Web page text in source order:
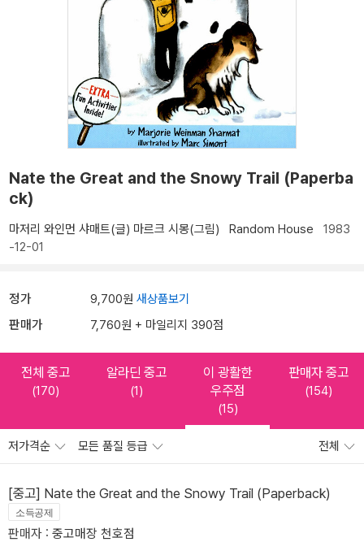
Nate the Great and the Snowy Trail (Paperba
ck)
마저리 와인먼 샤매트(글) 마르크 시몽(그림) Random House 1983
-12-01
정가 9,700원 새상품보기
판매가 7,760원 + 마일리지 390점
전체 중고
(170)
알라딘 중고
(1)
이 광활한
우주점
(15)
판매자 중고
(154)
저가격순 모든 품질 등급 전체
[중고] Nate the Great and the Snowy Trail (Paperback)
소득공제
판매자 : 중고매장 천호점